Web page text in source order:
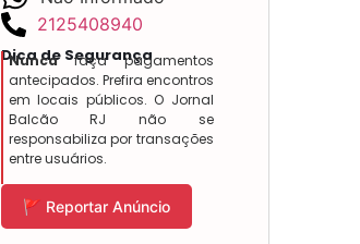
2125408940
Dica de Segurança
Nuncafaça pagamentos
antecipados. Prefira encontros
em locais públicos. O Jornal
Balcão RJ não se
responsabiliza por transações
entre usuários.
🚩 Reportar Anúncio